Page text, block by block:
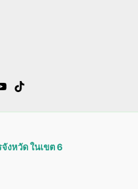
งหวัด ในเขต 6